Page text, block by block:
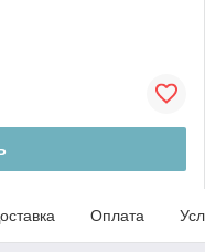
Оплата